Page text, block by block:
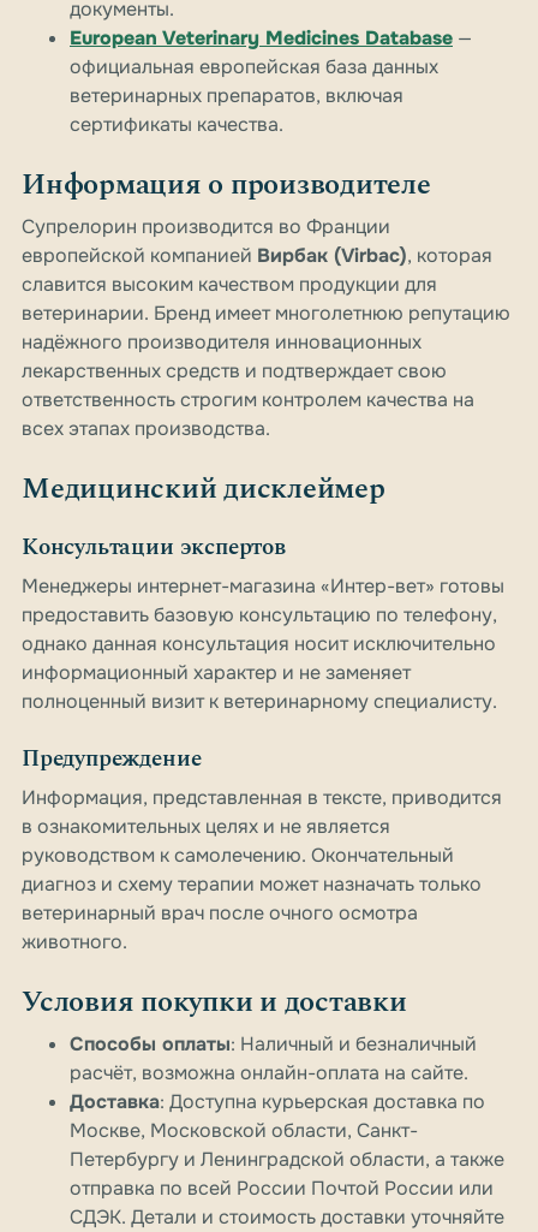
документы.
European Veterinary Medicines Database —
официальная европейская база данных
ветеринарных препаратов, включая
сертификаты качества.
Информация о производителе
Супрелорин производится во Франции
европейской компанией Вирбак (Virbac), которая
славится высоким качеством продукции для
ветеринарии. Бренд имеет многолетнюю репутацию
надёжного производителя инновационных
лекарственных средств и подтверждает свою
ответственность строгим контролем качества на
всех этапах производства.
Медицинский дисклеймер
Консультации экспертов
Менеджеры интернет-магазина «Интер-вет» готовы
предоставить базовую консультацию по телефону,
однако данная консультация носит исключительно
информационный характер и не заменяет
полноценный визит к ветеринарному специалисту.
Предупреждение
Информация, представленная в тексте, приводится
в ознакомительных целях и не является
руководством к самолечению. Окончательный
диагноз и схему терапии может назначать только
ветеринарный врач после очного осмотра
животного.
Условия покупки и доставки
Способы оплаты: Наличный и безналичный
расчёт, возможна онлайн-оплата на сайте.
Доставка: Доступна курьерская доставка по
Москве, Московской области, Санкт-
Петербургу и Ленинградской области, а также
отправка по всей России Почтой России или
СДЭК. Детали и стоимость доставки уточняйте